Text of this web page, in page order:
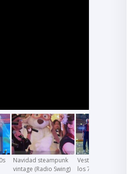
Navidad steampunk
vintage (Radio Swing)
Vestuario retro de
los 70s (Radio Swing)